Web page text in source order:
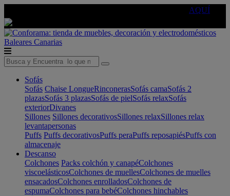
AQUÍ
Baleares Canarias
Sofás
Sofás Chaise LongueRinconerasSofás camaSofás 2
plazasSofás 3 plazasSofás de pielSofás relaxSofás
exteriorDivanes
Sillones Sillones decorativosSillones relaxSillones relax
levantapersonas
Puffs Puffs decorativosPuffs peraPuffs reposapiésPuffs con
almacenaje
Descanso
Colchones Packs colchón y canapéColchones
viscoelásticosColchones de muellesColchones de muelles
ensacadosColchones enrolladosColchones de
espumaColchones para bebéColchones hinchables